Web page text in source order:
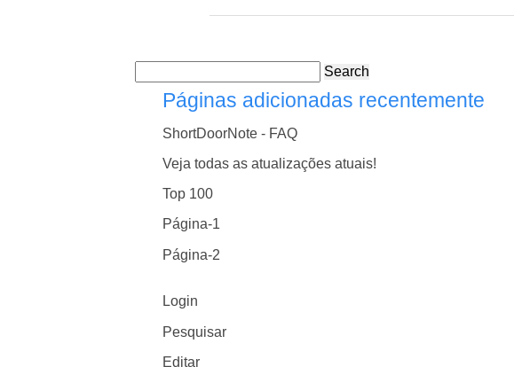
Search
Páginas adicionadas recentemente
ShortDoorNote - FAQ
Veja todas as atualizações atuais!
Top 100
Página-1
Página-2
Login
Pesquisar
Editar